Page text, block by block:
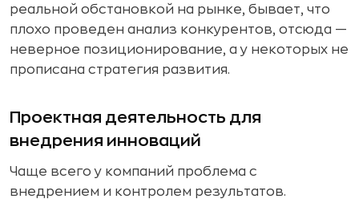
реальной обстановкой на рынке, бывает, что
плохо проведен анализ конкурентов, отсюда —
неверное позиционирование, а у некоторых не
прописана стратегия развития.
Проектная деятельность для
внедрения инноваций
Чаще всего у компаний проблема с
внедрением и контролем результатов.